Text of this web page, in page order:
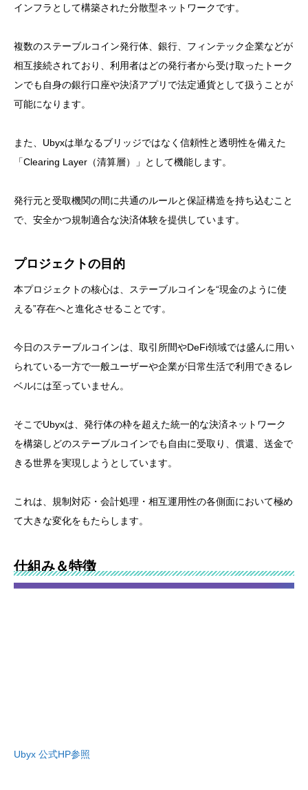
インフラとして構築された分散型ネットワークです。
複数のステーブルコイン発行体、銀行、フィンテック企業などが
相互接続されており、利用者はどの発行者から受け取ったトーク
ンでも自身の銀行口座や決済アプリで法定通貨として扱うことが
可能になります。
また、Ubyxは単なるブリッジではなく信頼性と透明性を備えた
「Clearing Layer（清算層）」として機能します。
発行元と受取機関の間に共通のルールと保証構造を持ち込むこと
で、安全かつ規制適合な決済体験を提供しています。
プロジェクトの目的
本プロジェクトの核心は、ステーブルコインを“現金のように使
える”存在へと進化させることです。
今日のステーブルコインは、取引所間やDeFi領域では盛んに用い
られている一方で一般ユーザーや企業が日常生活で利用できるレ
ベルには至っていません。
そこでUbyxは、発行体の枠を超えた統一的な決済ネットワーク
を構築しどのステーブルコインでも自由に受取り、償還、送金で
きる世界を実現しようとしています。
これは、規制対応・会計処理・相互運用性の各側面において極め
て大きな変化をもたらします。
仕組み＆特徴
Ubyx 公式HP参照